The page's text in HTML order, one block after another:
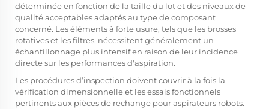
déterminée en fonction de la taille du lot et des niveaux de
qualité acceptables adaptés au type de composant
concerné. Les éléments à forte usure, tels que les brosses
rotatives et les filtres, nécessitent généralement un
échantillonnage plus intensif en raison de leur incidence
directe sur les performances d'aspiration.
Les procédures d’inspection doivent couvrir à la fois la
vérification dimensionnelle et les essais fonctionnels
pertinents aux pièces de rechange pour aspirateurs robots.